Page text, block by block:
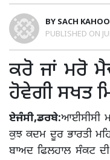
BY SACH
PUBLISHED ON
ਕਰੋ ਜਾਂ ਮਰੋ
ਹੋਵੇਗੀ ਸਖਤ
ਏਜੰਸੀ,ਡਰਬੇ:ਆਈਸੀਸੀ
ਕੁਝ ਕਦਮ ਦੂਰ ਭਾਰਤੀ
ਬਾਅਦ ਫਿਲਹਾਲ ਸੰਕਟ